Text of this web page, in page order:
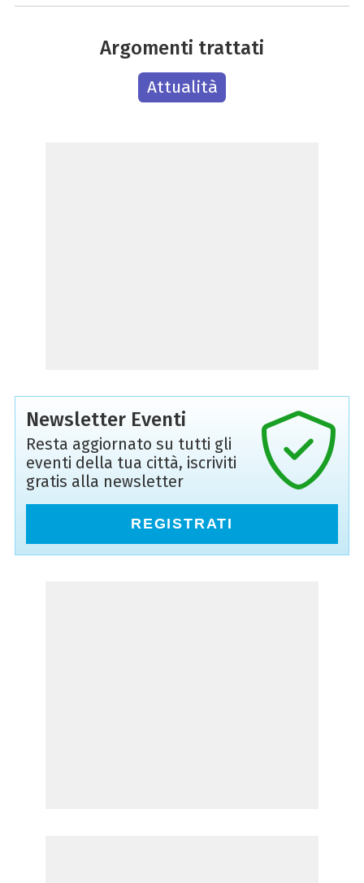
Argomenti trattati
Attualità
Newsletter Eventi
Resta aggiornato su tutti gli
eventi della tua città, iscriviti
gratis alla newsletter
REGISTRATI